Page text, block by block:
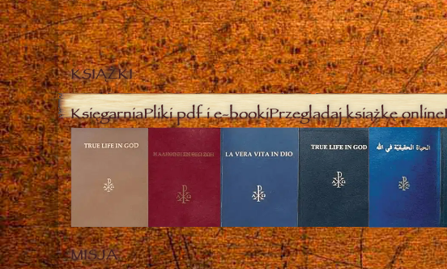
KSIĄŻKI
KsięgarniaPliki pdf i e-bookiPrzeglądaj książkę online
MISJA